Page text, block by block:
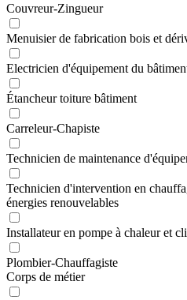
Couvreur-Zingueur
Menuisier de fabrication bois et
Electricien d'équipement du
Étancheur toiture bâtiment
Carreleur-Chapiste
Technicien de maintenance
Technicien d'intervention en
énergies renouvelables
Installateur en pompe à chaleur et
Plombier-Chauffagiste
Corps de métier